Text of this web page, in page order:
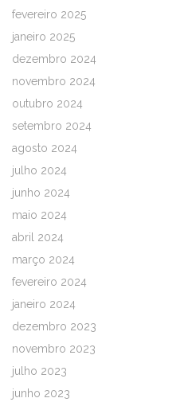
fevereiro 2025
janeiro 2025
dezembro 2024
novembro 2024
outubro 2024
setembro 2024
agosto 2024
julho 2024
junho 2024
maio 2024
abril 2024
março 2024
fevereiro 2024
janeiro 2024
dezembro 2023
novembro 2023
julho 2023
junho 2023